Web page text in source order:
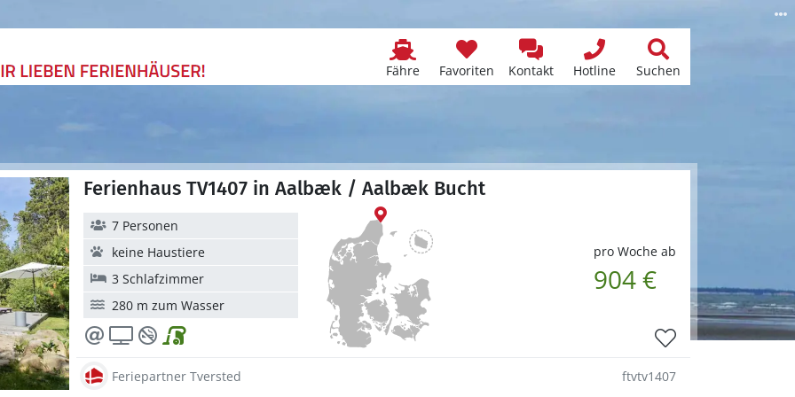
Fähre Favoriten Kontakt Hotline Suchen
Ferienhaus TV1407 in Aalbæk / Aalbæk Bucht
pro Woche ab
904 €
7 Personen
keine Haustiere
3 Schlafzimmer
280 m zum Wasser
Feriepartner Tversted ftvtv1407